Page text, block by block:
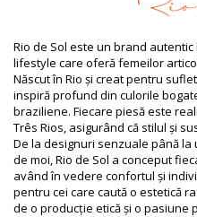
EAN: S (7899810298348), M
Modelul nu corespunde în
funcţie de croială
Fotografii retușate
Instrucţiuni
Instrucţiuni de îngrijire
Dress
Rio de Sol este un brand
lifestyle care oferă femeilor
Născut în Rio și creat pentru
inspiră profund din culorile
braziliene. Fiecare piesă este
Três Rios, asigurând că stilul și
De la designuri senzuale până
de moi, Rio de Sol a conceput
având în vedere confortul și
pentru cei care caută o estetică
de o producție etică și o pasiune